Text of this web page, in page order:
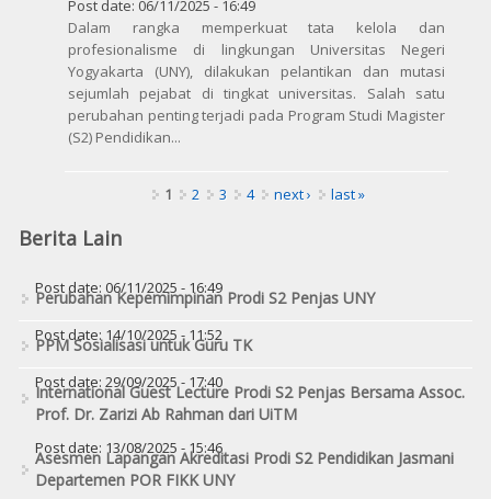
Post date: 06/11/2025 - 16:49
Dalam rangka memperkuat tata kelola dan
profesionalisme di lingkungan Universitas Negeri
Yogyakarta (UNY), dilakukan pelantikan dan mutasi
sejumlah pejabat di tingkat universitas. Salah satu
perubahan penting terjadi pada Program Studi Magister
(S2) Pendidikan...
1 2 3 4 next › last »
Berita Lain
Post date: 06/11/2025 - 16:49
Perubahan Kepemimpinan Prodi S2 Penjas UNY
Post date:14/10/2025 - 11:52
PPM Sosialisasi untuk Guru TK
Post date: 29/09/2025 - 17:40
International Guest Lecture Prodi S2 Penjas Bersama Assoc.
Prof. Dr. Zarizi Ab Rahman dari UiTM
Post date: 13/08/2025 - 15:46
Asesmen Lapangan Akreditasi Prodi S2 Pendidikan Jasmani
Departemen POR FIKK UNY